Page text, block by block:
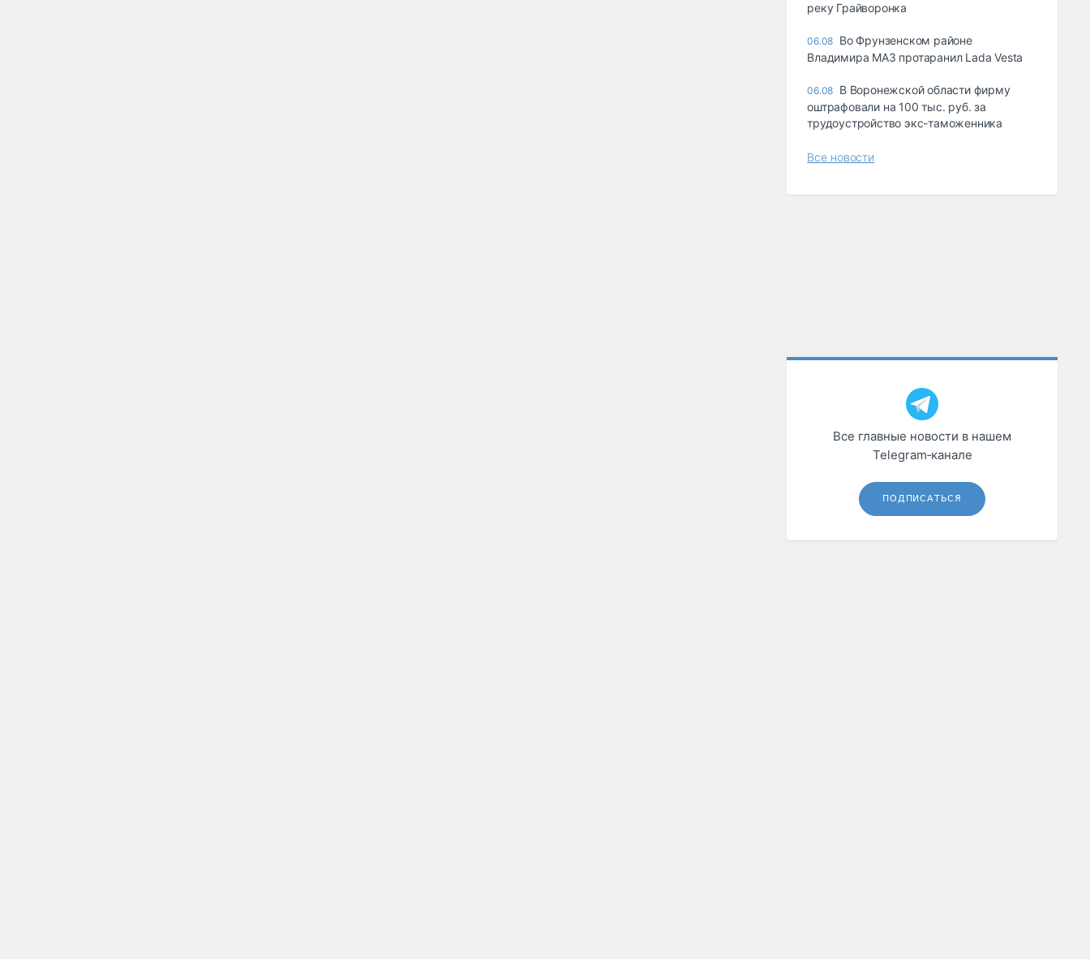
реку Грайворонка
06.08 Во Фрунзенском районе
Владимира МАЗ протаранил Lada Vesta
06.08 В Воронежской области фирму
оштрафовали на 100 тыс. руб. за
трудоустройство экс-таможенника
Все новости
Все главные новости в нашем
Telegram‑канале
ПОДПИСАТЬСЯ